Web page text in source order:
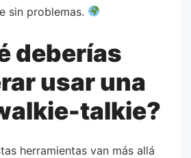
sin problemas.
deberías
usar una
talkie?
herramientas van más allá